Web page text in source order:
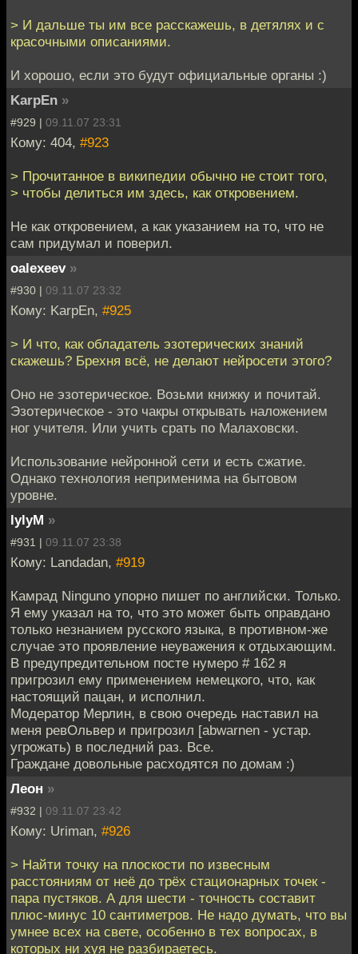
> И дальше ты им все расскажешь, в детялях и с
красочными описаниями.
И хорошо, если это будут официальные органы :)
KarpEn »
#929 | 09.11.07 23:31
Кому: 404, #923
> Прочитанное в википедии обычно не стоит того,
> чтобы делиться им здесь, как откровением.
Не как откровением, а как указанием на то, что не
сам придумал и поверил.
oalexeev »
#930 | 09.11.07 23:32
Кому: KarpEn, #925
> И что, как обладатель эзотерических знаний
скажешь? Брехня всё, не делают нейросети этого?
Оно не эзотерическое. Возьми книжку и почитай.
Эзотерическое - это чакры открывать наложением
ног учителя. Или учить срать по Малаховски.
Использование нейронной сети и есть сжатие.
Однако технология неприменима на бытовом
уровне.
lylyM »
#931 | 09.11.07 23:38
Кому: Landadan, #919
Камрад Ninguno упорно пишет по английски. Только.
Я ему указал на то, что это может быть оправдано
только незнанием русского языка, в противном-же
случае это проявление неуважения к отдыхающим.
В предупредительном посте нумеро # 162 я
пригрозил ему применением немецкого, что, как
настоящий пацан, и исполнил.
Модератор Мерлин, в свою очередь наставил на
меня ревОльвер и пригрозил [abwarnen - устар.
угрожать) в последний раз. Все.
Граждане довольные расходятся по домам :)
Леон »
#932 | 09.11.07 23:42
Кому: Uriman, #926
> Найти точку на плоскости по извесным
расстояниям от неё до трёх стационарных точек -
пара пустяков. А для шести - точность составит
плюс-минус 10 сантиметров. Не надо думать, что вы
умнее всех на свете, особенно в тех вопросах, в
которых ни хуя не разбираетесь.